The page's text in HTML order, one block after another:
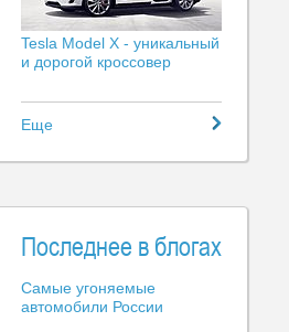
Tesla Model X - уникальный
и дорогой кроссовер
Еще
Последнее в блогах
Самые угоняемые
автомобили России